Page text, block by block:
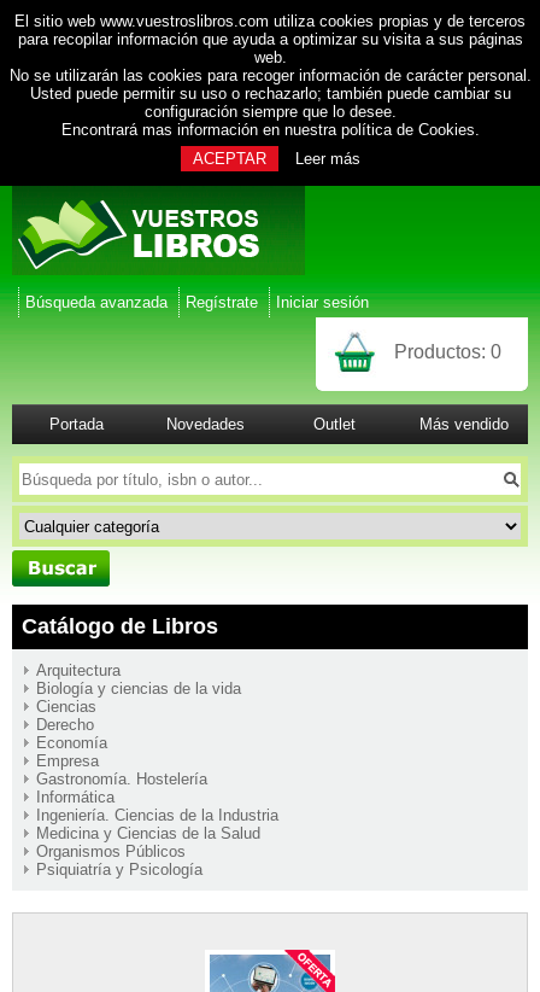
El sitio web www.vuestroslibros.com utiliza cookies propias y de terceros
para recopilar información que ayuda a optimizar su visita a sus páginas
web.
No se utilizarán las cookies para recoger información de carácter personal.
Usted puede permitir su uso o rechazarlo; también puede cambiar su
configuración siempre que lo desee.
Encontrará mas información en nuestra política de Cookies.
ACEPTAR
Leer más
Búsqueda avanzada Regístrate Iniciar sesión
Productos: 0
Portada Novedades Outlet Más vendido
Catálogo de Libros
Arquitectura
Biología y ciencias de la vida
Ciencias
Derecho
Economía
Empresa
Gastronomía. Hostelería
Informática
Ingeniería. Ciencias de la Industria
Medicina y Ciencias de la Salud
Organismos Públicos
Psiquiatría y Psicología